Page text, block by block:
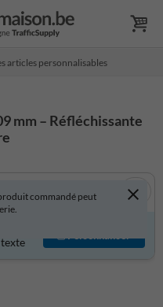
articles personnalisables
mm – Réfléchissante
commandé peut
Personnaliser